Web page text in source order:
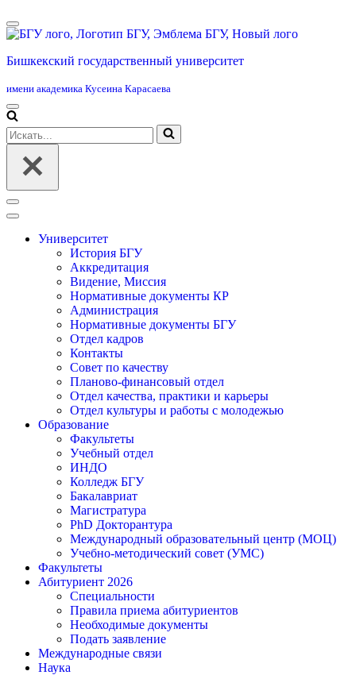
Бишкекский государственный университет
имени академика Кусеина Карасаева
Меню
навигации
Искать...
Меню
навигации
Университет
История БГУ
Аккредитация
Видение, Миссия
Нормативные документы КР
Администрация
Нормативные документы БГУ
Отдел кадров
Контакты
Совет по качеству
Планово-финансовый отдел
Отдел качества, практики и карьеры
Отдел культуры и работы с молодежью
Образование
Факультеты
Учебный отдел
ИНДО
Колледж БГУ
Бакалавриат
Магистратура
PhD Докторантура
Международный образовательный центр (МОЦ)
Учебно-методический совет (УМС)
Факультеты
Абитуриент 2026
Специальности
Правила приема абитуриентов
Необходимые документы
Подать заявление
Международные связи
Наука